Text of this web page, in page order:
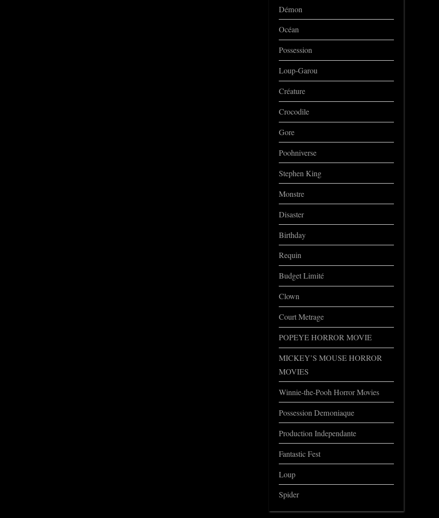
Démon
Océan
Possession
Loup-Garou
Créature
Crocodile
Gore
Poohniverse
Stephen King
Monstre
Disaster
Birthday
Requin
Budget Limité
Clown
Court Metrage
POPEYE HORROR MOVIE
MICKEY’S MOUSE HORROR
MOVIES
Winnie-the-Pooh Horror Movies
Possession Demoniaque
Production Independante
Fantastic Fest
Loup
Spider